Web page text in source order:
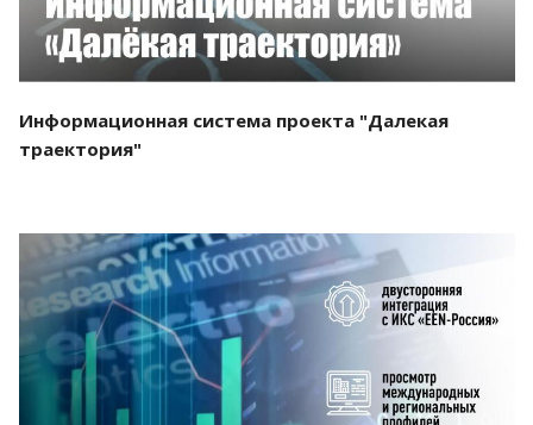
Информационная система проекта "Далекая
траектория"